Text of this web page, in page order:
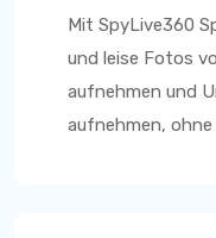
Mit SpyLive360
und leise Fotos
aufnehmen und
aufnehmen,